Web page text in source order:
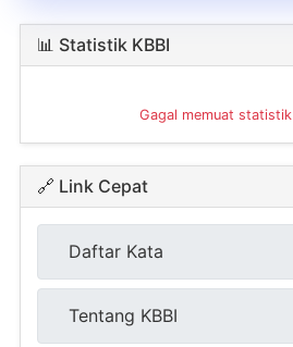
📊 Statistik KBBI
Gagal memuat statistik
🔗 Link Cepat
Daftar Kata
Tentang KBBI